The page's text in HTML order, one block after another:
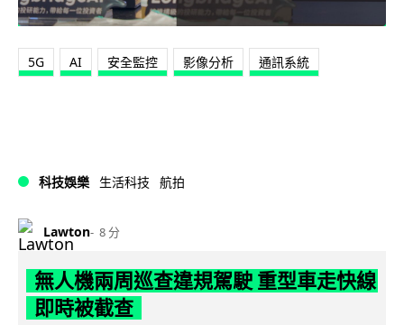
5G AI 安全監控 影像分析 通訊系統
科技娛樂 生活科技 航拍
Lawton 8 分
無人機兩周巡查違規駕駛 重型車走快線
即時被截查